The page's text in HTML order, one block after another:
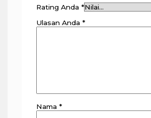
Rating Anda *
Ulasan Anda *
Nama *